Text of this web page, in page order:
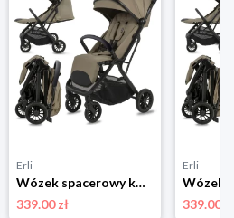
Erli
Wózek spacerowy kompaktowy KIDWELL AURO brązowy beż AUTOFOLD lekki zwrotny
339.00 zł
Erli
339.00 zł